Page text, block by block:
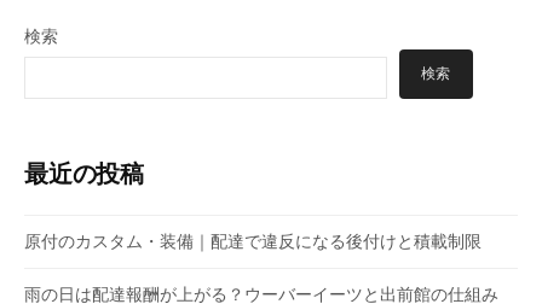
検索
検索
最近の投稿
原付のカスタム・装備｜配達で違反になる後付けと積載制限
雨の日は配達報酬が上がる？ウーバーイーツと出前館の仕組み